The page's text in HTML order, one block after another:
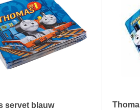
servet blauw